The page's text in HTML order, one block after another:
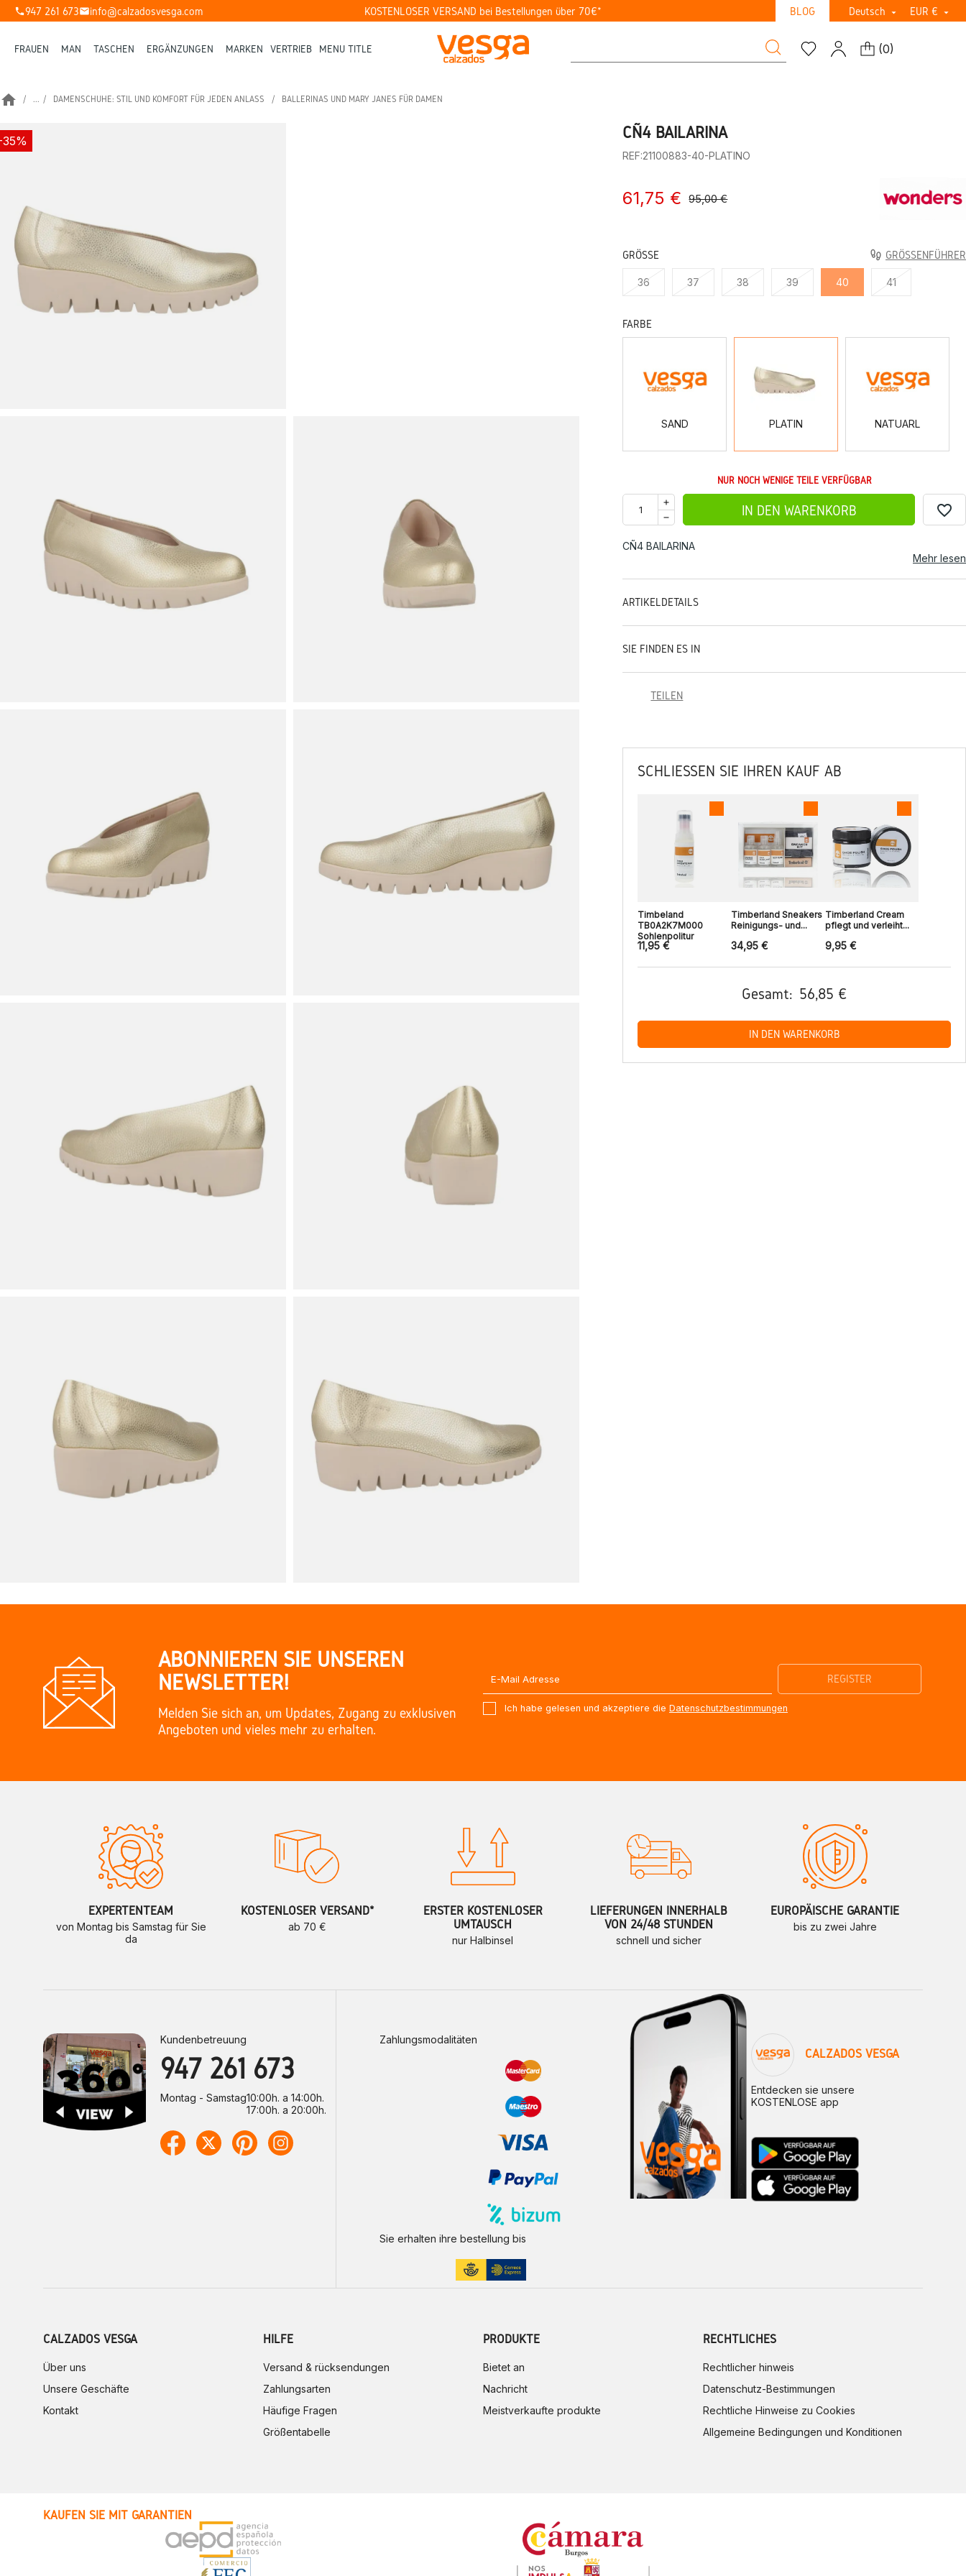
phone947 261 673mailinfo@calzadosvesga.com KOSTENLOSER VERSAND bei Bestellungen über 70€* BLOG Deutsch  EUR € 
FRAUEN MAN TASCHEN ERGÄNZUNGEN MARKEN VERTRIEB MENU TITLE (0)
home ... DAMENSCHUHE: STIL UND KOMFORT FÜR JEDEN ANLASS BALLERINAS UND MARY JANES FÜR DAMEN
CÑ4 BAILARINA
REF:21100883-40-PLATINO
61,75 € 95,00 €
GRÖSSE GRÖSSENFÜHRER
36 37 38 39 40 41
FARBE
SAND PLATIN NATUARL
NUR NOCH WENIGE TEILE VERFÜGBAR
IN DEN WARENKORB favorite_border
CÑ4 BAILARINA
Mehr lesen
ARTIKELDETAILS
SIE FINDEN ES IN
TEILEN
SCHLIESSEN SIE IHREN KAUF AB
Timbeland
TB0A2K7M000
Sohlenpolitur
11,95 €
Timberland Sneakers
Reinigungs- und...
34,95 €
Timberland Cream
pflegt und verleiht...
9,95 €
Gesamt: 56,85 €
IN DEN WARENKORB
ABONNIEREN SIE UNSEREN
NEWSLETTER!
Melden Sie sich an, um Updates, Zugang zu exklusiven
Angeboten und vieles mehr zu erhalten.
Ich habe gelesen und akzeptiere die Datenschutzbestimmungen
EXPERTENTEAM
von Montag bis Samstag für Sie
da
KOSTENLOSER VERSAND*
ab 70 €
ERSTER KOSTENLOSER
UMTAUSCH
nur Halbinsel
LIEFERUNGEN INNERHALB
VON 24/48 STUNDEN
schnell und sicher
EUROPÄISCHE GARANTIE
bis zu zwei Jahre
Kundenbetreuung
947 261 673
Montag - Samstag10:00h. a 14:00h.
17:00h. a 20:00h.
Zahlungsmodalitäten
Sie erhalten ihre bestellung bis
CALZADOS VESGA
Entdecken sie unsere
KOSTENLOSE app
CALZADOS VESGA
Über uns
Unsere Geschäfte
Kontakt
HILFE
Versand & rücksendungen
Zahlungsarten
Häufige Fragen
Größentabelle
PRODUKTE
Bietet an
Nachricht
Meistverkaufte produkte
RECHTLICHES
Rechtlicher hinweis
Datenschutz-Bestimmungen
Rechtliche Hinweise zu Cookies
Allgemeine Bedingungen und Konditionen
KAUFEN SIE MIT GARANTIEN